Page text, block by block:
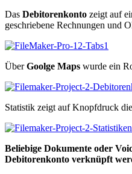
Das Debitorenkonto zeigt auf
geschriebene Rechnungen und
ÜberGoolge Maps wurde ein
Statistik zeigt auf Knopfdruck die
Beliebige Dokumente oder
Debitorenkonto verknüpft